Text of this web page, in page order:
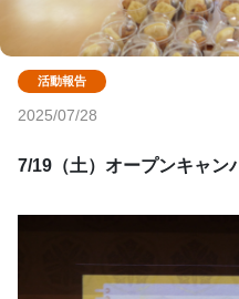
2025/07/28
7/19（土）オープンキャン